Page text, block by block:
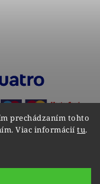
prechádzaním tohto
Viac informáciítu.